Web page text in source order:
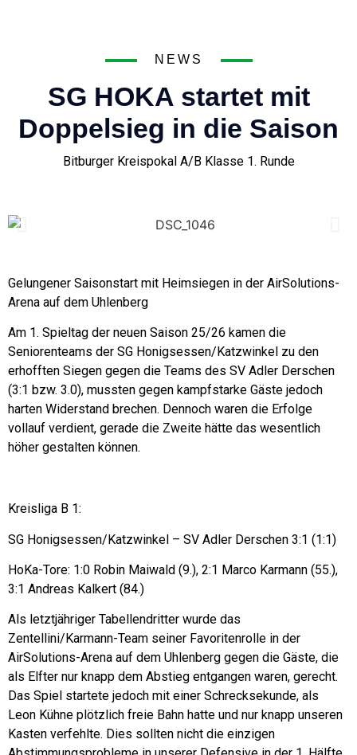
NEWS
SG HOKA startet mit
Doppelsieg in die Saison
Bitburger Kreispokal A/B Klasse 1. Runde
Gelungener Saisonstart mit Heimsiegen in der AirSolutions-
Arena auf dem Uhlenberg
Am 1. Spieltag der neuen Saison 25/26 kamen die
Seniorenteams der SG Honigsessen/Katzwinkel zu den
erhofften Siegen gegen die Teams des SV Adler Derschen
(3:1 bzw. 3.0), mussten gegen kampfstarke Gäste jedoch
harten Widerstand brechen. Dennoch waren die Erfolge
vollauf verdient, gerade die Zweite hätte das wesentlich
höher gestalten können.
Kreisliga B 1:
SG Honigsessen/Katzwinkel – SV Adler Derschen 3:1 (1:1)
HoKa-Tore: 1:0 Robin Maiwald (9.), 2:1 Marco Karmann (55.),
3:1 Andreas Kalkert (84.)
Als letztjähriger Tabellendritter wurde das
Zentellini/Karmann-Team seiner Favoritenrolle in der
AirSolutions-Arena auf dem Uhlenberg gegen die Gäste, die
als Elfter nur knapp dem Abstieg entgangen waren, gerecht.
Das Spiel startete jedoch mit einer Schrecksekunde, als
Leon Kühne plötzlich freie Bahn hatte und nur knapp unseren
Kasten verfehlte. Dies sollten nicht die einzigen